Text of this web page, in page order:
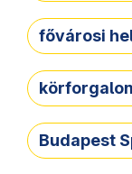
fővárosi
Budapest